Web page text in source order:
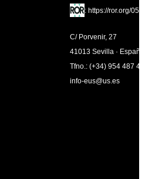
: https://ror.org/
C/ Porvenir, 27
41013 Sevilla · España
Tfno.: (+34) 954 487
info-eus@us.es